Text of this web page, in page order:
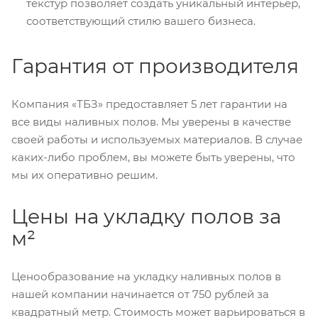
текстур позволяет создать уникальный интерьер,
соответствующий стилю вашего бизнеса.
Гарантия от производителя
Компания «ТБЗ» предоставляет 5 лет гарантии на
все виды наливных полов. Мы уверены в качестве
своей работы и используемых материалов. В случае
каких-либо проблем, вы можете быть уверены, что
мы их оперативно решим.
Цены на укладку полов за
м²
Ценообразование на укладку наливных полов в
нашей компании начинается от 750 рублей за
квадратный метр. Стоимость может варьироваться в